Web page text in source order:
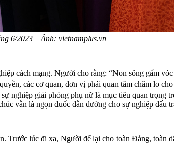
6/2023 _ Ảnh: vietnamplus.vn
cách mạng. Người cho rằng: “Non sông gấm
các cơ quan, đơn vị phải quan tâm chăm lo
nghiệp giải phóng phụ nữ là mục tiêu quan trọng
vẫn là ngọn đuốc dẫn đường cho sự nghiệp đấu
lúc đi xa, Người để lại cho toàn Đảng, toàn